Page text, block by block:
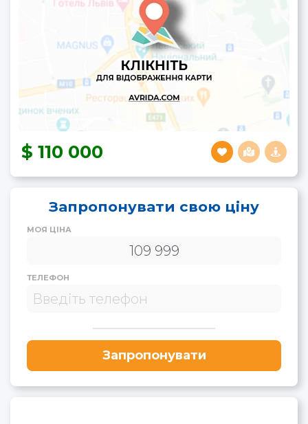
110 000
Запропонувати свою ціну
МОЯ ЦІНА
ТЕЛЕФОН
Запропонувати